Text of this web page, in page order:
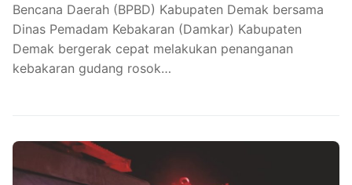
Bencana Daerah (BPBD) Kabupaten Demak bersama
Dinas Pemadam Kebakaran (Damkar) Kabupaten
Demak bergerak cepat melakukan penanganan
kebakaran gudang rosok…